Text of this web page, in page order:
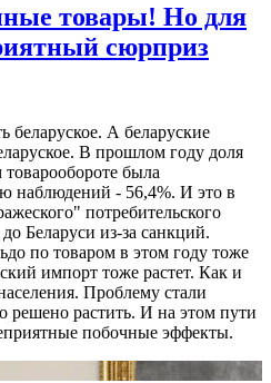
товары! Но для
сюрприз
беларуское. А беларуские
В прошлом году доля
была
наблюдений - 56,4%. И это в
потребительского
Беларуси из-за санкций.
по товаром в этом году тоже
импорт тоже растет. Как и
Проблему стали
решено растить. И на этом пути
побочные эффекты.